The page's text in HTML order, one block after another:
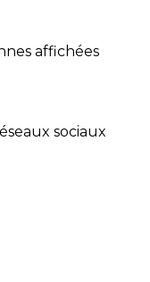
affichées
sociaux